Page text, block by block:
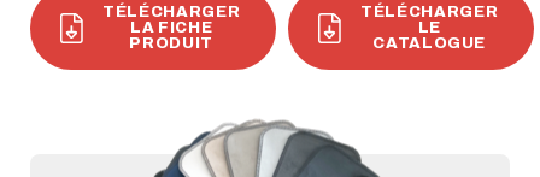
TÉLÉCHARGER
LA FICHE
PRODUIT
TÉLÉCHARGER
LE
CATALOGUE